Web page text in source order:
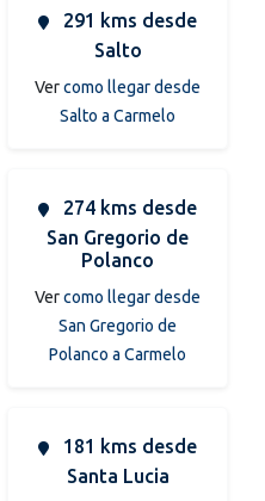
291 kms desde
Salto
Vercomo llegar desde
Salto a Carmelo
274 kms desde
San Gregorio de
Polanco
Vercomo llegar desde
San Gregorio de
Polanco a Carmelo
181 kms desde
Santa Lucia